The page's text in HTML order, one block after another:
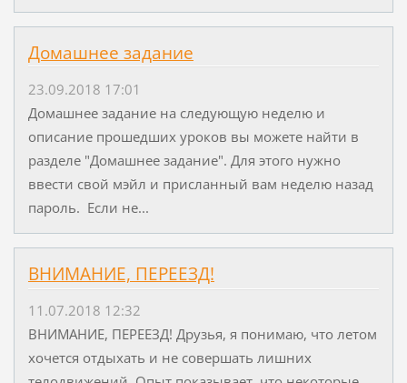
Домашнее задание
23.09.2018 17:01
Домашнее задание на следующую неделю и
описание прошедших уроков вы можете найти в
разделе "Домашнее задание". Для этого нужно
ввести свой мэйл и присланный вам неделю назад
пароль. Если не...
ВНИМАНИЕ, ПЕРЕЕЗД!
11.07.2018 12:32
ВНИМАНИЕ, ПЕРЕЕЗД! Друзья, я понимаю, что летом
хочется отдыхать и не совершать лишних